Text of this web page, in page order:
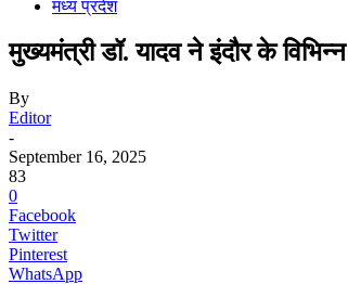
मध्य प्रदेश
मुख्यमंत्री डॉ. यादव ने इंदौर के
By
Editor
-
September 16, 2025
83
0
Facebook
Twitter
Pinterest
WhatsApp